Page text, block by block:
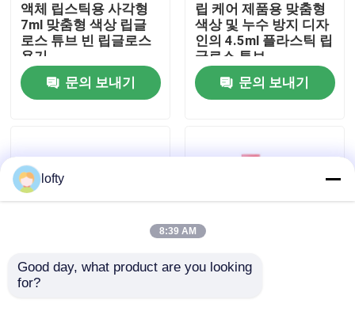
우리에 대하여
공장 여행
연락주세요
경우
액체 립스틱용 사각형
7ml 맞춤형 색상 립글
로스 튜브 빈 립글로스
용기
문의 보내기
립 케어 제품용 맞춤형
색상 및 누수 방지 디자
인의 4.5ml 플라스틱 립
글로스 튜브
문의 보내기
15g & 30g 립글로스 튜
lofty
8:39 AM
Good day, what product are you looking
for?